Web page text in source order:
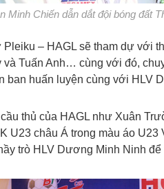
Minh Chiến dẫn dắt đội bóng đất
– HAGL sẽ tham dự với
và Tuấn Anh… cùng với đó,
ban huấn luyện cùng với HLV
thủ của HAGL như Xuân
U23 châu Á trong màu áo
trò HLV Dương Minh Ninh